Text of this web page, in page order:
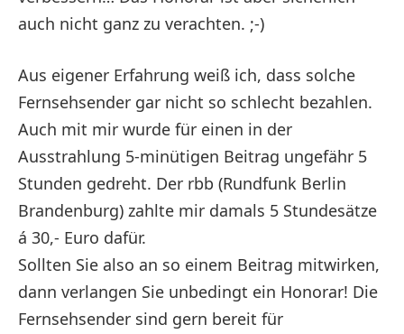
auch nicht ganz zu verachten. ;-)
Aus eigener Erfahrung weiß ich, dass solche
Fernsehsender gar nicht so schlecht bezahlen.
Auch mit mir wurde für einen in der
Ausstrahlung 5-minütigen Beitrag ungefähr 5
Stunden gedreht. Der rbb (Rundfunk Berlin
Brandenburg) zahlte mir damals 5 Stundesätze
á 30,- Euro dafür.
Sollten Sie also an so einem Beitrag mitwirken,
dann verlangen Sie unbedingt ein Honorar! Die
Fernsehsender sind gern bereit für